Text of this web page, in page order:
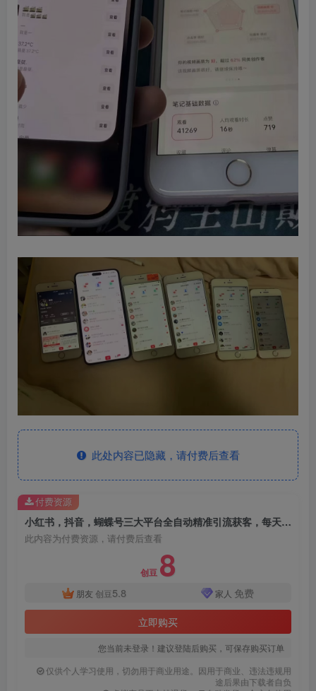
此处内容已隐藏，请付费后查看
小红书，抖音，蝴蝶号三大平台全自动精准引流获客，每天吸引目标客户99+
此内容为付费资源，请付费后查看
创豆 8
朋友 创豆 5.8 家人 免费
立即购买
您当前未登录！建议登陆后购买，可保存购买订单
仅供个人学习使用，切勿用于商业用途。因用于商业、违法违规用
途后果由下载者自负
付费资源